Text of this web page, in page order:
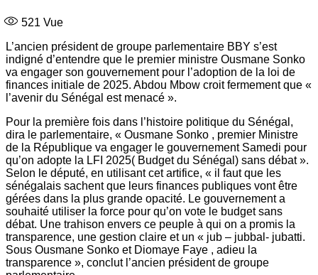
521 Vue
L’ancien président de groupe parlementaire BBY s’est
indigné d’entendre que le premier ministre Ousmane Sonko
va engager son gouvernement pour l’adoption de la loi de
finances initiale de 2025. Abdou Mbow croit fermement que «
l’avenir du Sénégal est menacé ».
Pour la première fois dans l’histoire politique du Sénégal,
dira le parlementaire, « Ousmane Sonko , premier Ministre
de la République va engager le gouvernement Samedi pour
qu’on adopte la LFI 2025( Budget du Sénégal) sans débat ».
Selon le député, en utilisant cet artifice, « il faut que les
sénégalais sachent que leurs finances publiques vont être
gérées dans la plus grande opacité. Le gouvernement a
souhaité utiliser la force pour qu’on vote le budget sans
débat. Une trahison envers ce peuple à qui on a promis la
transparence, une gestion claire et un « jub – jubbal- jubatti.
Sous Ousmane Sonko et Diomaye Faye , adieu la
transparence », conclut l’ancien président de groupe